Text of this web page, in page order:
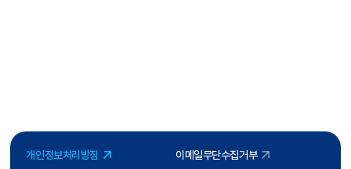
개인정보처리방침 이메일무단수집거부